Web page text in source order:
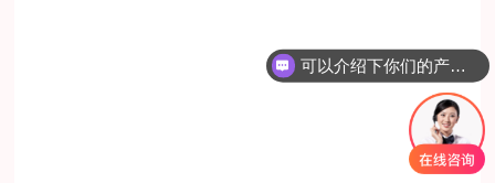
可以介绍下你们的产品么？